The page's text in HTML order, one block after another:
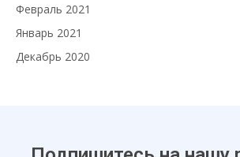
Февраль 2021
Январь 2021
Декабрь 2020